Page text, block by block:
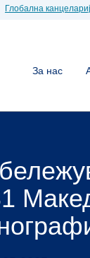
Глобална
За нас
GS1
Доколку Вие
вистинското